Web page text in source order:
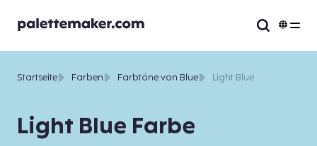
Light Blue Farbe
Startseite Farben Farbtöne von Blue Light Blue